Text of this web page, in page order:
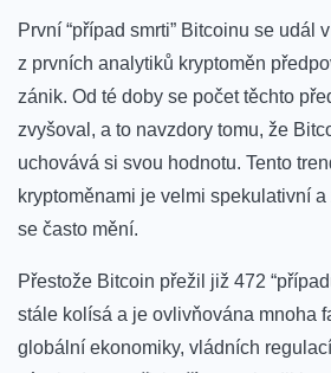
První “případ smrti” Bitcoinu se​ udál
z prvních analytiků ‍kryptoměn
zánik. Od té doby‌ se počet těchto
zvyšoval,‌ a to navzdory ⁤tomu, že
uchovává⁤ si svou hodnotu. Tento
kryptoměnami​ je velmi ‌spekulativní
se často mění.
Přestože⁣ Bitcoin přežil​ již 472
stále kolísá a je ⁣ovlivňována ‍mnoha
globální ekonomiky, vládních